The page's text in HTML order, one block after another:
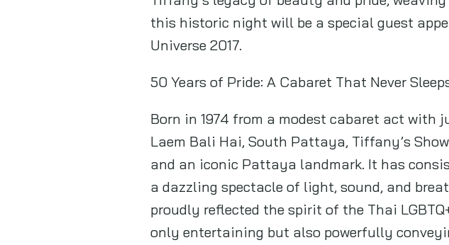
this historic night will be a special guest
Universe 2017.
50 Years of Pride: A Cabaret That Never
Born in 1974 from a modest cabaret act with
Laem Bali Hai, South Pattaya, Tiffany’s
and an iconic Pattaya landmark. It has
a dazzling spectacle of light, sound, and
proudly reflected the spirit of the Thai
only entertaining but also powerfully